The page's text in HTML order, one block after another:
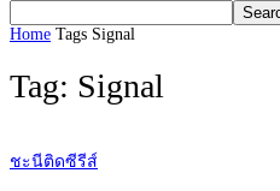
Home Tags Signal
Tag: Signal
ชะนีติดซีรีส์